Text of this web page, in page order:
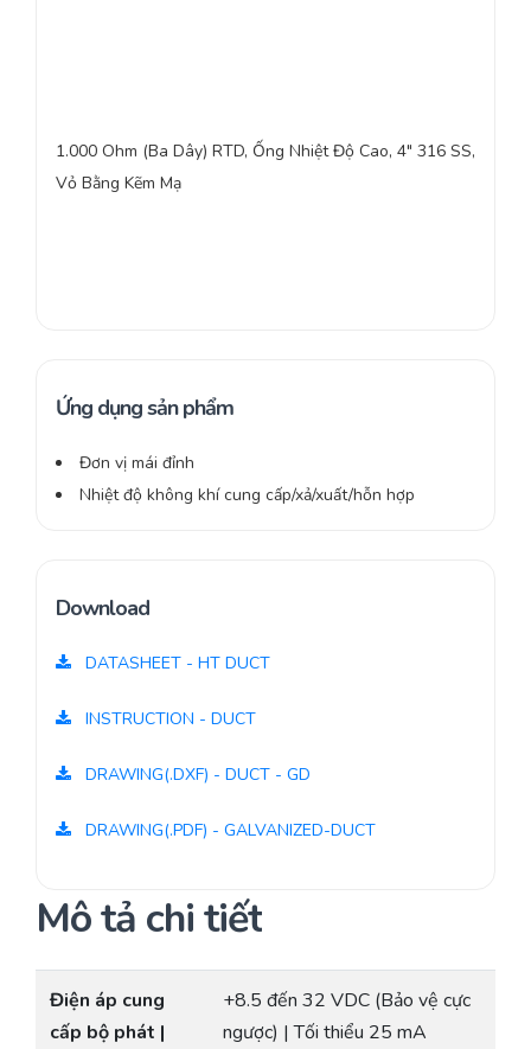
1.000 Ohm (Ba Dây) RTD, Ống Nhiệt Độ Cao, 4″ 316 SS,
Vỏ Bằng Kẽm Mạ
Ứng dụng sản phẩm
Đơn vị mái đỉnh
Nhiệt độ không khí cung cấp/xả/xuất/hỗn hợp
Download
DATASHEET - HT DUCT
INSTRUCTION - DUCT
DRAWING(.DXF) - DUCT - GD
DRAWING(.PDF) - GALVANIZED-DUCT
Mô tả chi tiết
Điện áp cung
cấp bộ phát |
+8.5 đến 32 VDC (Bảo vệ cực
ngược) | Tối thiểu 25 mA